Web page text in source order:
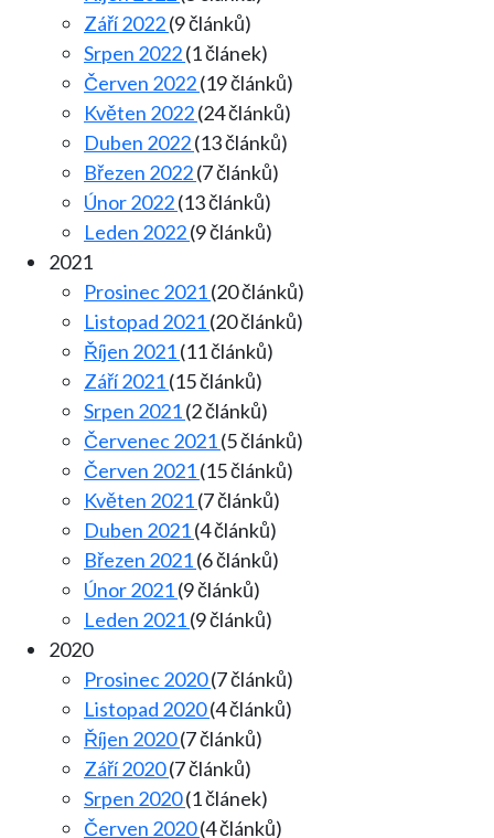
Září 2022(9 článků)
Srpen 2022(1 článek)
Červen 2022(19 článků)
Květen 2022(24 článků)
Duben 2022(13 článků)
Březen 2022(7 článků)
Únor 2022(13 článků)
Leden 2022(9 článků)
2021
Prosinec 2021(20 článků)
Listopad 2021(20 článků)
Říjen 2021(11 článků)
Září 2021(15 článků)
Srpen 2021(2 článků)
Červenec 2021(5 článků)
Červen 2021(15 článků)
Květen 2021(7 článků)
Duben 2021(4 článků)
Březen 2021(6 článků)
Únor 2021(9 článků)
Leden 2021(9 článků)
2020
Prosinec 2020(7 článků)
Listopad 2020(4 článků)
Říjen 2020(7 článků)
Září 2020(7 článků)
Srpen 2020(1 článek)
Červen 2020(4 článků)